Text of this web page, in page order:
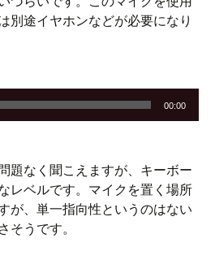
別途イヤホンなどが必要になり
00:00
題なく聞こえますが、キーボー
レベルです。マイクを置く場所
が、単一指向性というのはない
そうです。